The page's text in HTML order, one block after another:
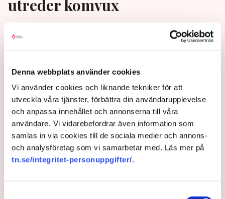
Denna webbplats använder cookies
Vi använder cookies och liknande tekniker för att
utveckla våra tjänster, förbättra din användarupplevelse
och anpassa innehållet och annonserna till våra
användare. Vi vidarebefordrar även information som
samlas in via cookies till de sociala medier och annons-
och analysföretag som vi samarbetar med. Läs mer på
tn.se/integritet-personuppgifter/.
utreder komvux
Flera granskningar har visat på brister på komvux. Nu
tillsätter regeringen en utredning för att komma till
rätta med problemen.
8 months ago | Av: TT